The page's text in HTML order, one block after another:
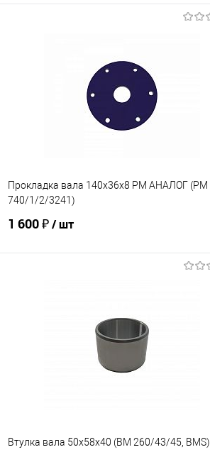
К сравнению
В наличии
Прокладка вала 140х36х8 РМ АНАЛОГ (PM
740/1/2/3241)
1 600 ₽/ шт
Втулка вала 50х58х40 (BM 260/43/45, BMS)